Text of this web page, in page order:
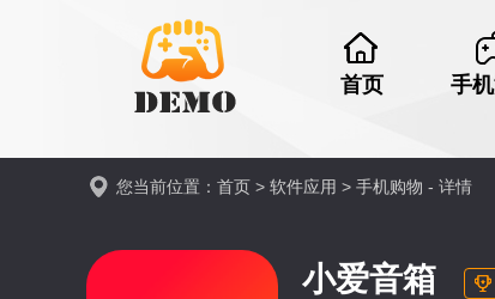
首页 手
您当前位置： 首页 > 软件应用 > 手机购物 - 详情
小爱音箱